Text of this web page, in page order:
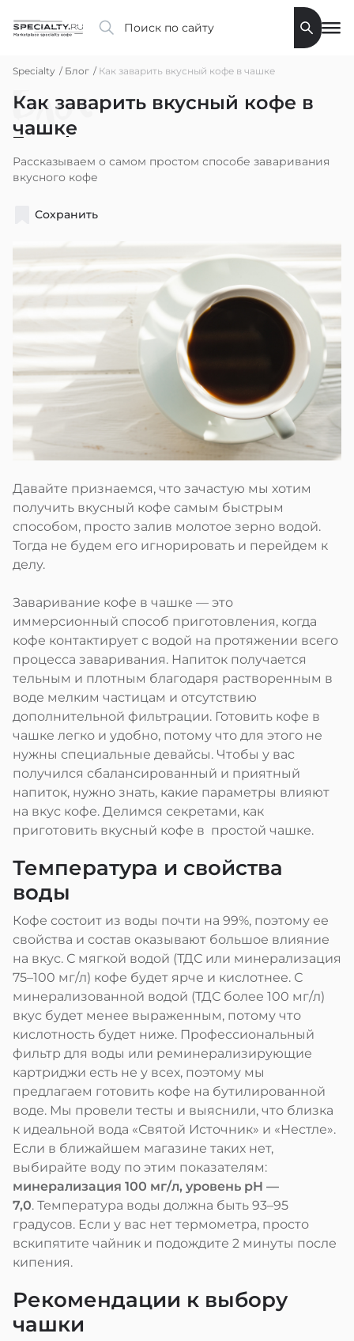
Specialty Блог Как заварить вкусный кофе в чашке
Блог
Как заварить вкусный кофе в
чашке
Рассказываем о самом простом способе заваривания
вкусного кофе
Сохранить
Давайте признаемся, что зачастую мы хотим
получить вкусный кофе самым быстрым
способом, просто залив молотое зерно водой.
Тогда не будем его игнорировать и перейдем к
делу.
Заваривание кофе в чашке — это
иммерсионный способ приготовления, когда
кофе контактирует с водой на протяжении всего
процесса заваривания. Напиток получается
тельным и плотным благодаря растворенным в
воде мелким частицам и отсутствию
дополнительной фильтрации. Готовить кофе в
чашке легко и удобно, потому что для этого не
нужны специальные девайсы. Чтобы у вас
получился сбалансированный и приятный
напиток, нужно знать, какие параметры влияют
на вкус кофе. Делимся секретами, как
приготовить вкусный кофе в простой чашке.
Температура и свойства
воды
Кофе состоит из воды почти на 99%, поэтому ее
свойства и состав оказывают большое влияние
на вкус. С мягкой водой (ТДС или минерализация
75–100 мг/л) кофе будет ярче и кислотнее. С
минерализованной водой (ТДС более 100 мг/л)
вкус будет менее выраженным, потому что
кислотность будет ниже. Профессиональный
фильтр для воды или реминерализирующие
картриджи есть не у всех, поэтому мы
предлагаем готовить кофе на бутилированной
воде. Мы провели тесты и выяснили, что близка
к идеальной вода «Святой Источник» и «Нестле».
Если в ближайшем магазине таких нет,
выбирайте воду по этим показателям:
минерализация 100 мг/л, уровень pH —
7,0. Температура воды должна быть 93–95
градусов. Если у вас нет термометра, просто
вскипятите чайник и подождите 2 минуты после
кипения.
Рекомендации к выбору
чашки